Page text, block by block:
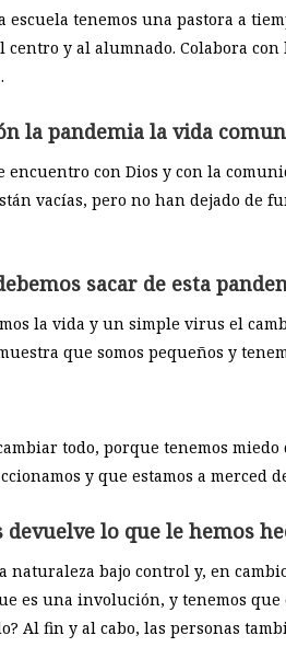
tenemos una pastora a
y al alumnado. Colabora
la pandemia la vida
encuentro con Dios y con la
vacías, pero no han dejado de
sacar de esta
la vida y un simple virus el
que somos pequeños y
todo, porque tenemos
y que estamos a merced
devuelve lo que le hemos
naturaleza bajo control y, en
es una involución, y tenemos
Al fin y al cabo, las personas